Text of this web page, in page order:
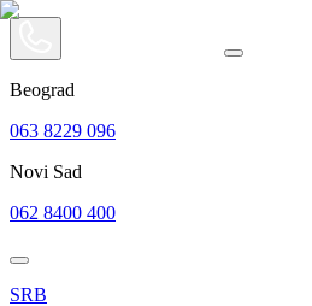
Beograd
063 8229 096
Novi Sad
062 8400 400
SRB